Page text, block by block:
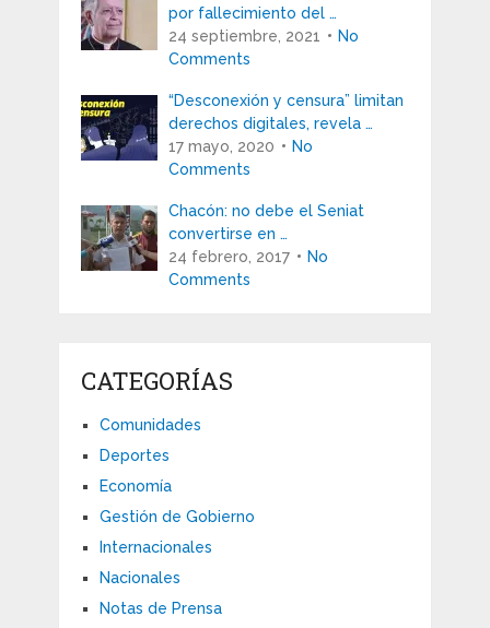
por fallecimiento del …
24 septiembre, 2021
No
Comments
“Desconexión y censura” limitan
derechos digitales, revela …
17 mayo, 2020
No
Comments
Chacón: no debe el Seniat
convertirse en …
24 febrero, 2017
No
Comments
CATEGORÍAS
Comunidades
Deportes
Economía
Gestión de Gobierno
Internacionales
Nacionales
Notas de Prensa